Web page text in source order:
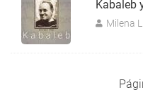
Kabaleb
Milena